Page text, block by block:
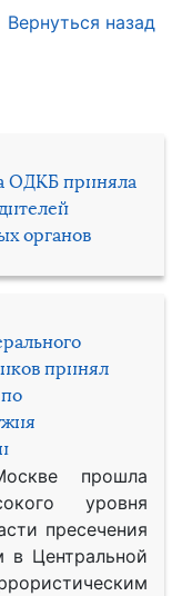
ОДКБ приняла
органов
принял
прошла
уровня
пресечения
в Центральной
Вернуться назад